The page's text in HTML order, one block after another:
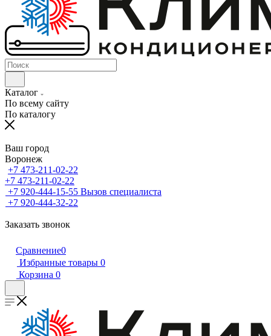
Каталог
По всему сайту
По каталогу
Ваш город
Воронеж
+7 473-211-02-22
+7 473-211-02-22
+7 920-444-15-55 Вызов специалиста
+7 920-444-32-22
Заказать звонок
Сравнение0
Избранные товары 0
Корзина 0